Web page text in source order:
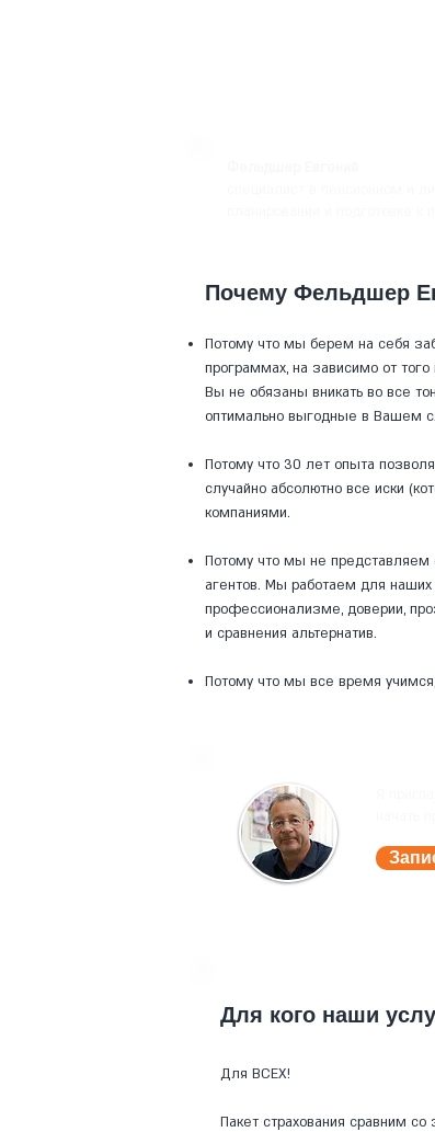
Почему Фельдшер
Потому что мы берем на себя
программах, на зависимо от
Вы не обязаны вникать во все
оптимально выгодные в Вашем
Потому что 30 лет опыта
случайно абсолютно все иски
компаниями.
Потому что мы не
агентов. Мы работаем для
профессионализме, доверии,
и сравнения альтернатив.
Потому что мы все время
Для кого наши
Для ВСЕХ!
Пакет страхования сравним со